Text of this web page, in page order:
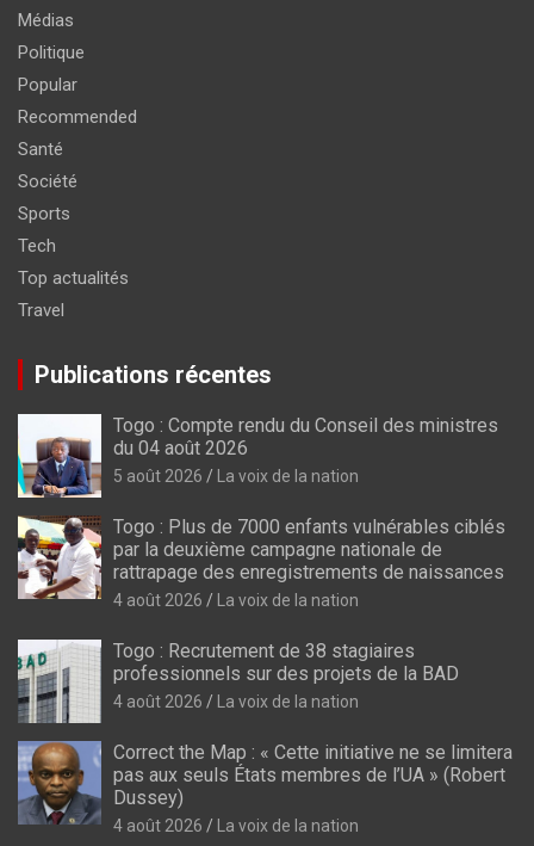
Médias
Politique
Popular
Recommended
Santé
Société
Sports
Tech
Top actualités
Travel
Publications récentes
Togo : Compte rendu du Conseil des ministres
du 04 août 2026
5 août 2026 La voix de la nation
Togo : Plus de 7000 enfants vulnérables ciblés
par la deuxième campagne nationale de
rattrapage des enregistrements de naissances
4 août 2026 La voix de la nation
Togo : Recrutement de 38 stagiaires
professionnels sur des projets de la BAD
4 août 2026 La voix de la nation
Correct the Map : « Cette initiative ne se limitera
pas aux seuls États membres de l’UA » (Robert
Dussey)
4 août 2026 La voix de la nation